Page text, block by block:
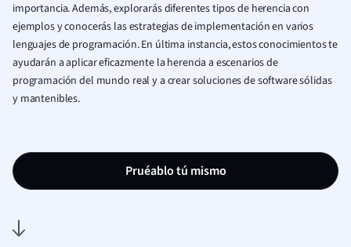
importancia. Además, explorarás diferentes tipos de herencia con
ejemplos y conocerás las estrategias de implementación en varios
lenguajes de programación. En última instancia, estos conocimientos te
ayudarán a aplicar eficazmente la herencia a escenarios de
programación del mundo real y a crear soluciones de software sólidas
y mantenibles.
Pruéablo tú mismo